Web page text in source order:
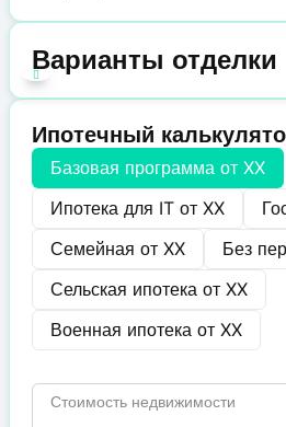
Варианты отделки
Ипотечный
Базовая программа от XX
Ипотека для IT от XX
Семейная от XX Без
Сельская ипотека от XX
Военная ипотека от XX
Стоимость недвижимости